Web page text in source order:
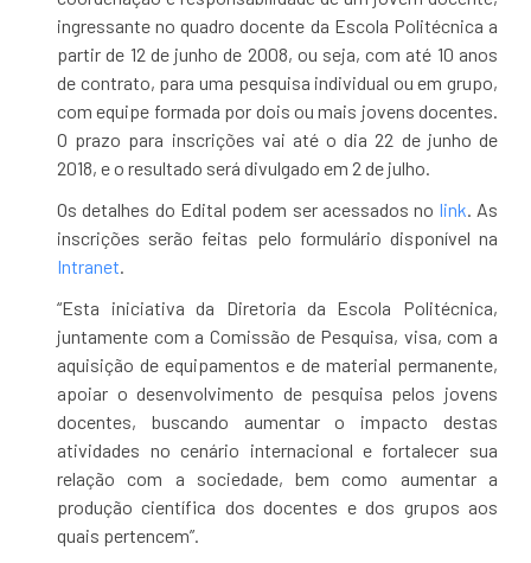
ingressante no quadro docente da Escola Politécnica a
partir de 12 de junho de 2008, ou seja, com até 10 anos
de contrato, para uma pesquisa individual ou em grupo,
com equipe formada por dois ou mais jovens docentes.
O prazo para inscrições vai até o dia 22 de junho de
2018, e o resultado será divulgado em 2 de julho.
Os detalhes do Edital podem ser acessados no link. As
inscrições serão feitas pelo formulário disponível na
Intranet.
“Esta iniciativa da Diretoria da Escola Politécnica,
juntamente com a Comissão de Pesquisa, visa, com a
aquisição de equipamentos e de material permanente,
apoiar o desenvolvimento de pesquisa pelos jovens
docentes, buscando aumentar o impacto destas
atividades no cenário internacional e fortalecer sua
relação com a sociedade, bem como aumentar a
produção científica dos docentes e dos grupos aos
quais pertencem”.